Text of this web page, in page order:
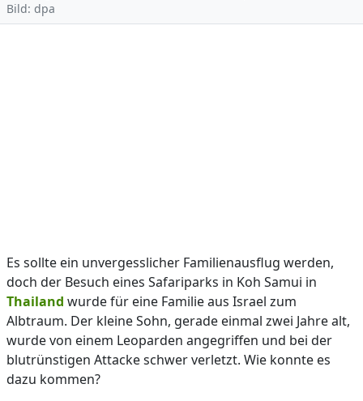
Bild: dpa
Es sollte ein unvergesslicher Familienausflug werden,
doch der Besuch eines Safariparks in Koh Samui in
Thailand wurde für eine Familie aus Israel zum
Albtraum. Der kleine Sohn, gerade einmal zwei Jahre alt,
wurde von einem Leoparden angegriffen und bei der
blutrünstigen Attacke schwer verletzt. Wie konnte es
dazu kommen?